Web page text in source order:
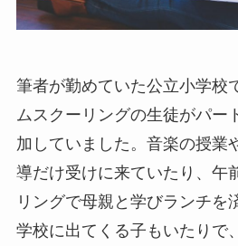
筆者が勤めていた公立小学校
ムスクーリングの生徒がパー
加していました。音楽の授業
導だけ受けに来ていたり、午
リングで母親と学びランチを
学校に出てくる子もいたりで